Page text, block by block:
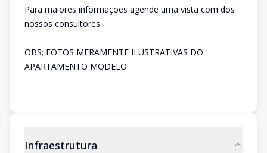
Para maiores informações agende uma vista com dos
nossos consultores
OBS; FOTOS MERAMENTE ILUSTRATIVAS DO
APARTAMENTO MODELO
Infraestrutura